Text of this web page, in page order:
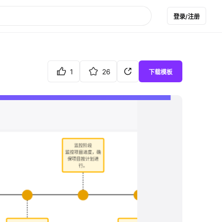
登录/注册
1 26 下载模板